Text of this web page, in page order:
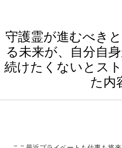
守護霊が進むべき
る未来が、自分自
続けたくないとス
た内